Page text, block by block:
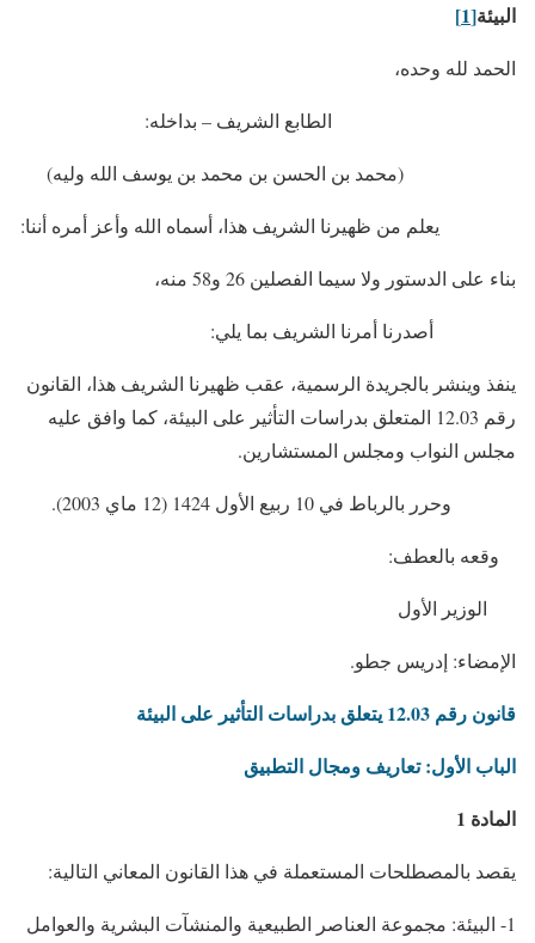
البيئة[1]
الحمد لله وحده،
الطابع الشريف – بداخله:
(محمد بن الحسن بن محمد بن يوسف الله وليه)
يعلم من ظهيرنا الشريف هذا، أسماه الله وأعز أمره أننا:
بناء على الدستور ولا سيما الفصلين 26 و58 منه،
أصدرنا أمرنا الشريف بما يلي:
ينفذ وينشر بالجريدة الرسمية، عقب ظهيرنا الشريف هذا، القانون
رقم 12.03 المتعلق بدراسات التأثير على البيئة، كما وافق عليه
مجلس النواب ومجلس المستشارين.
وحرر بالرباط في 10 ربيع الأول 1424 (12 ماي 2003).
وقعه بالعطف:
الوزير الأول
الإمضاء: إدريس جطو.
قانون رقم 12.03 يتعلق بدراسات التأثير على البيئة
الباب الأول: تعاريف ومجال التطبيق
المادة 1
يقصد بالمصطلحات المستعملة في هذا القانون المعاني التالية:
1- البيئة: مجموعة العناصر الطبيعية والمنشآت البشرية والعوامل